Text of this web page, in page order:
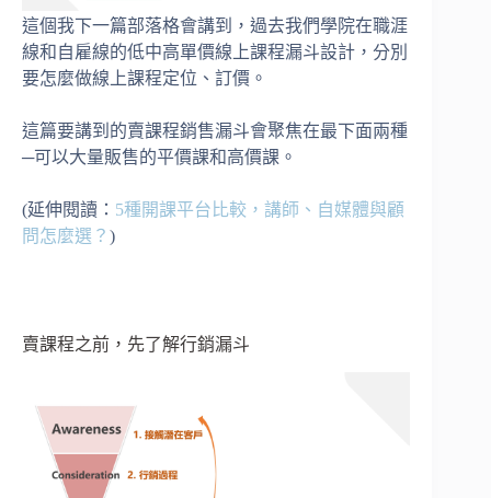
這個我下一篇部落格會講到，過去我們學院在職涯
線和自雇線的低中高單價線上課程漏斗設計，分別
要怎麼做線上課程定位、訂價。
這篇要講到的賣課程銷售漏斗會聚焦在最下面兩種
─可以大量販售的平價課和高價課。
(延伸閱讀： 5種開課平台比較，講師、自媒體與顧
問怎麼選？ )
賣課程之前，先了解行銷漏斗